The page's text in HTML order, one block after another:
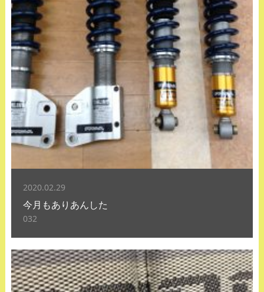
2020.02.29
今月もありあんした
032